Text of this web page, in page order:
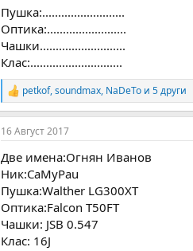
Пушка:..........................
Оптика:.........................
Чашки...........................
Клас:.............................
R
e
a
c
i
o
n
s
:
petkof,soundmax, NaDeTo и 5 други
16 Август 2017
Две имена:Огнян Иванов
Ник:CaMyPau
Пушка:Walther LG300XT
Оптика:Falcon T50FT
Чашки: JSB 0.547
Клас: 16J